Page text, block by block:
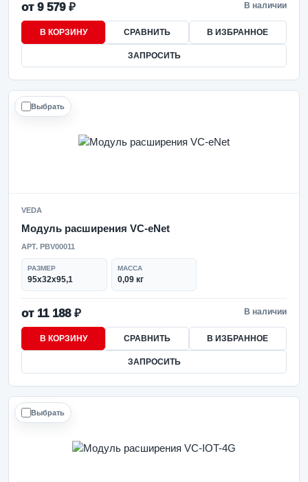
от 9 579 ₽ В наличии
В КОРЗИНУ СРАВНИТЬ В ИЗБРАННОЕ
ЗАПРОСИТЬ
Выбрать
VEDA
Модуль расширения VC-eNet
АРТ. PBV00011
РАЗМЕР
95х32х95,1
МАССА
0,09 кг
от 11 188 ₽ В наличии
В КОРЗИНУ СРАВНИТЬ В ИЗБРАННОЕ
ЗАПРОСИТЬ
Выбрать